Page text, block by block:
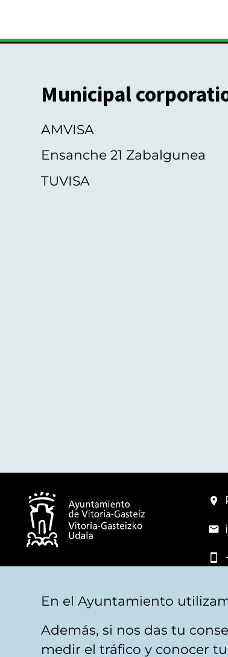
Municipal
AMVISA
Ensanche 21 Zabalgunea
TUVISA
Legal warning Privacy Politica de
En el Ayuntamiento
Además, si nos das tu
medir el tráfico y conocer